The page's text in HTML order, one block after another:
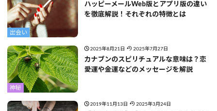
出会い
ハッピーメールWeb版とアプリ版の違い
を徹底解説！それぞれの特徴とは
神秘
2025年8月21日 2025年7月27日
カナブンのスピリチュアルな意味は？恋
愛運や金運などのメッセージを解説
2019年11月13日 2025年3月24日